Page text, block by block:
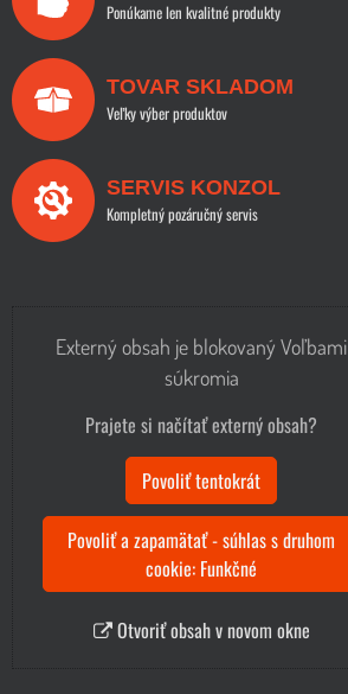
Ponúkame len kvalitné produkty
TOVAR SKLADOM
Veľky výber produktov
SERVIS KONZOL
Kompletný pozáručný servis
Externý obsah je blokovaný Voľbami
súkromia
Prajete si načítať externý obsah?
Povoliť tentokrát
Povoliť a zapamätať - súhlas s druhom
cookie: Funkčné
Otvoriť obsah v novom okne